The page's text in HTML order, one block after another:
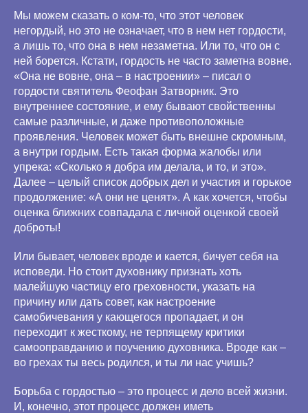
Мы можем сказать о ком-то, что этот человек
негордый, но это не означает, что в нем нет гордости,
а лишь то, что она в нем незаметна. Или то, что он с
ней борется. Кстати, гордость не часто заметна вовне.
«Она не вовне, она – в настроении» – писал о
гордости святитель Феофан Затворник. Это
внутреннее состояние, и ему бывают свойственны
самые различные, и даже противоположные
проявления. Человек может быть внешне скромным,
а внутри гордым. Есть такая форма жалобы или
упрека: «Сколько я добра им делала, и то, и это».
Далее – целый список добрых дел и участия и горькое
продолжение: «А они не ценят». А как хочется, чтобы
оценка ближних совпадала с личной оценкой своей
доброты!
Или бывает, человек вроде и кается, бичует себя на
исповеди. Но стоит духовнику признать хоть
малейшую частицу его греховности, указать на
причину или дать совет, как настроение
самобичевания у кающегося пропадает, и он
переходит к жесткому, не терпящему критики
самооправданию и поучению духовника. Вроде как –
во грехах ты весь родился, и ты ли нас учишь?
Борьба с гордостью – это процесс и дело всей жизни.
И, конечно, этот процесс должен иметь